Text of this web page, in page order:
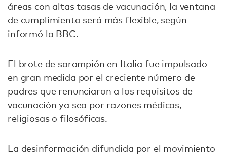
áreas con altas tasas de vacunación, la ventana
de cumplimiento será más flexible, según
informó la BBC.
El brote de sarampión en Italia fue impulsado
en gran medida por el creciente número de
padres que renunciaron a los requisitos de
vacunación ya sea por razones médicas,
religiosas o filosóficas.
La desinformación difundida por el movimiento